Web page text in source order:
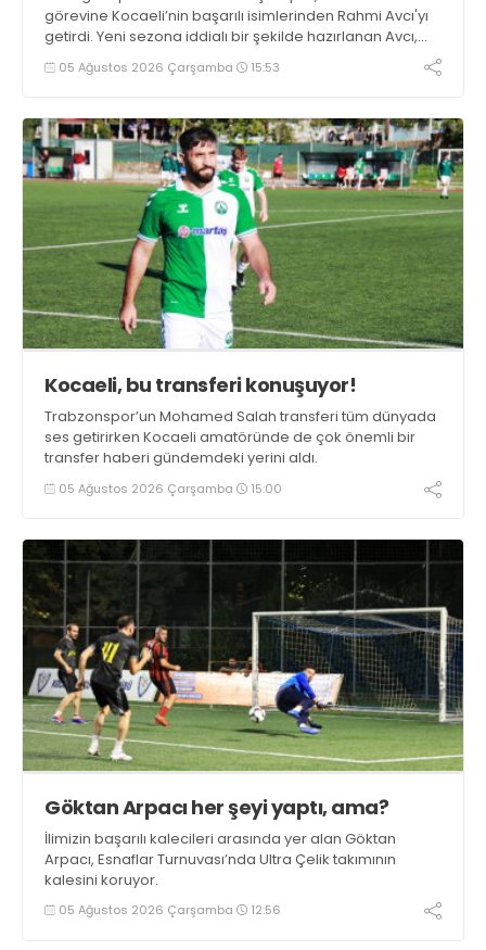
görevine Kocaeli’nin başarılı isimlerinden Rahmi Avcı'yı
getirdi. Yeni sezona iddialı bir şekilde hazırlanan Avcı,
duygularını aktardı.
05 Ağustos 2026 Çarşamba 15:53
Kocaeli, bu transferi konuşuyor!
Trabzonspor’un Mohamed Salah transferi tüm dünyada
ses getirirken Kocaeli amatöründe de çok önemli bir
transfer haberi gündemdeki yerini aldı.
05 Ağustos 2026 Çarşamba 15:00
Göktan Arpacı her şeyi yaptı, ama?
İlimizin başarılı kalecileri arasında yer alan Göktan
Arpacı, Esnaflar Turnuvası’nda Ultra Çelik takımının
kalesini koruyor.
05 Ağustos 2026 Çarşamba 12:56